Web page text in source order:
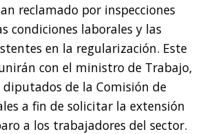
reclamado por inspecciones
condiciones laborales y las
en la regularización. Este
con el ministro de Trabajo,
diputados de la Comisión de
a fin de solicitar la extensión
a los trabajadores del sector.